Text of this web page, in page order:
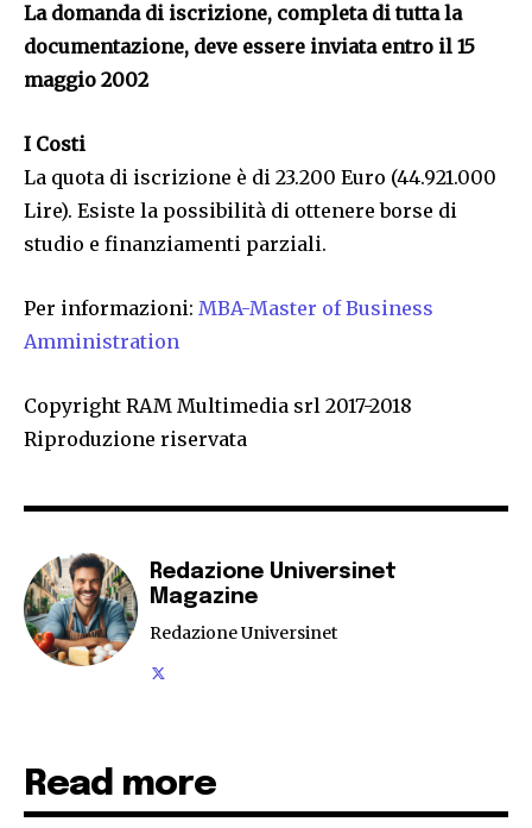
La domanda di iscrizione, completa di tutta la
documentazione, deve essere inviata entro il 15
maggio 2002
I Costi
La quota di iscrizione è di 23.200 Euro (44.921.000
Lire). Esiste la possibilità di ottenere borse di
studio e finanziamenti parziali.
Per informazioni: MBA-Master of Business
Amministration
Copyright RAM Multimedia srl 2017-2018
Riproduzione riservata
Redazione Universinet
Magazine
Redazione Universinet
Read more